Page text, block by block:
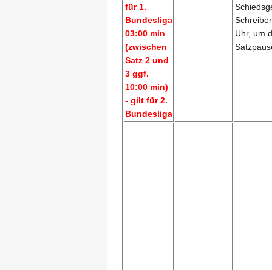
für 1.
Bundesliga
03:00 min
(zwischen
Satz 2 und
3 ggf.
10:00 min)
- gilt für 2.
Bundesliga
Uhr, um